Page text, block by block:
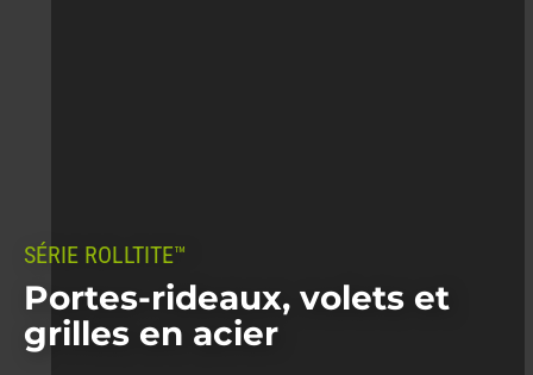
SÉRIE ROLLTITE™
-
Portes-rideaux, volets et
grilles en acier